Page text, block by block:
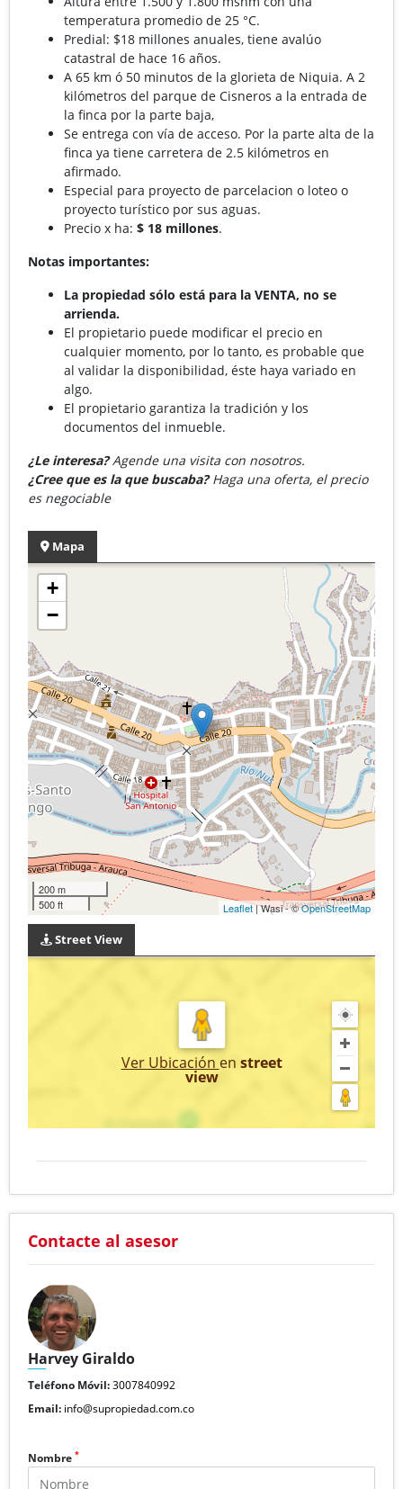
temperatura promedio de 25 °C.
Predial: $18 millones anuales, tiene avalúo
catastral de hace 16 años.
A 65 km ó 50 minutos de la glorieta de Niquia. A 2
kilómetros del parque de Cisneros a la entrada de
la finca por la parte baja,
Se entrega con vía de acceso. Por la parte alta de la
finca ya tiene carretera de 2.5 kilómetros en
afirmado.
Especial para proyecto de parcelacion o loteo o
proyecto turístico por sus aguas.
Precio x ha: $ 18 millones.
Notas importantes:
La propiedad sólo está para la VENTA, no se
arrienda.
El propietario puede modificar el precio en
cualquier momento, por lo tanto, es probable que
al validar la disponibilidad, éste haya variado en
algo.
El propietario garantiza la tradición y los
documentos del inmueble.
¿Le interesa?Agende una visita con nosotros.
¿Cree que es la que buscaba?Haga una oferta, el precio
es negociable
Mapa
+
−
200 m
500 ft
Leaflet| Wasi - ©OpenStreetMap
Street View
Ver Ubicación en street
view
Contacte al asesor
Harvey Giraldo
Teléfono Móvil:3007840992
Email: info@supropiedad.com.co
Nombre *